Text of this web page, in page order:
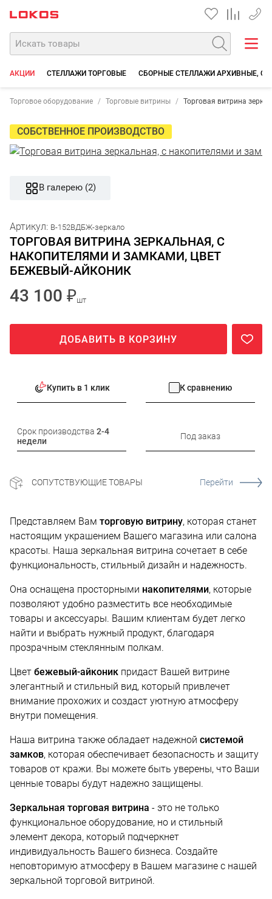
+7
АКЦИИ СТЕЛЛАЖИ ТОРГОВЫЕ СБОРНЫЕ СТЕЛЛАЖИ АРХИВНЫЕ,
Торговое оборудование Торговые витрины Торговая витрина
СОБСТВЕННОЕ ПРОИЗВОДСТВО
В галерею (2)
Артикул: В-152ВДБЖ-зеркало
ТОРГОВАЯ ВИТРИНА ЗЕРКАЛЬНАЯ, С
НАКОПИТЕЛЯМИ И ЗАМКАМИ, ЦВЕТ
БЕЖЕВЫЙ-АЙКОНИК
43 100 ₽шт
ДОБАВИТЬ В КОРЗИНУ
Купить в 1 клик К сравнению
Срок производства 2-4
недели
Под заказ
СОПУТСТВУЮЩИЕ ТОВАРЫ Перейти
Представляем Вам торговую витрину, которая станет
настоящим украшением Вашего магазина или салона
красоты. Наша зеркальная витрина сочетает в себе
функциональность, стильный дизайн и надежность.
Она оснащена просторными накопителями, которые
позволяют удобно разместить все необходимые
товары и аксессуары. Вашим клиентам будет легко
найти и выбрать нужный продукт, благодаря
прозрачным стеклянным полкам.
Цвет бежевый-айконик придаст Вашей витрине
элегантный и стильный вид, который привлечет
внимание прохожих и создаст уютную атмосферу
внутри помещения.
Наша витрина также обладает надежной системой
замков, которая обеспечивает безопасность и защиту
товаров от кражи. Вы можете быть уверены, что Ваши
ценные товары будут надежно защищены.
Зеркальная торговая витрина - это не только
функциональное оборудование, но и стильный
элемент декора, который подчеркнет
индивидуальность Вашего бизнеса. Cоздайте
неповторимую атмосферу в Вашем магазине с нашей
зеркальной торговой витриной.